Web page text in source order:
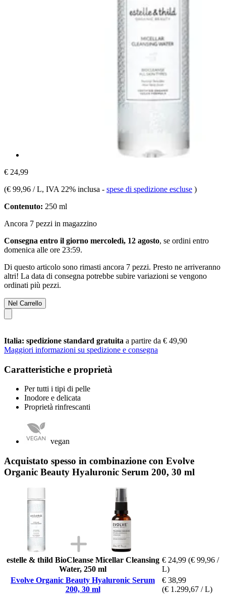
€ 24,99
(€ 99,96 / L, IVA 22% inclusa - spese di spedizione escluse )
Contenuto: 250 ml
Ancora 7 pezzi in magazzino
Consegna entro il giorno mercoledì, 12 agosto, se ordini entro
domenica alle ore 23:59.
Di questo articolo sono rimasti ancora 7 pezzi. Presto ne arriveranno
altri! La data di consegna potrebbe subire variazioni se vengono
ordinati più pezzi.
Nel Carrello
Italia: spedizione standard gratuita a partire da € 49,90
Maggiori informazioni su spedizione e consegna
Caratteristiche e proprietà
Per tutti i tipi di pelle
Inodore e delicata
Proprietà rinfrescanti
vegan
Acquistato spesso in combinazione con Evolve
Organic Beauty Hyaluronic Serum 200, 30 ml
estelle & thild BioCleanse Micellar Cleansing
Water, 250 ml
€ 24,99 (€ 99,96 /
L)
Evolve Organic Beauty Hyaluronic Serum
200, 30 ml
€ 38,99
(€ 1.299,67 / L)